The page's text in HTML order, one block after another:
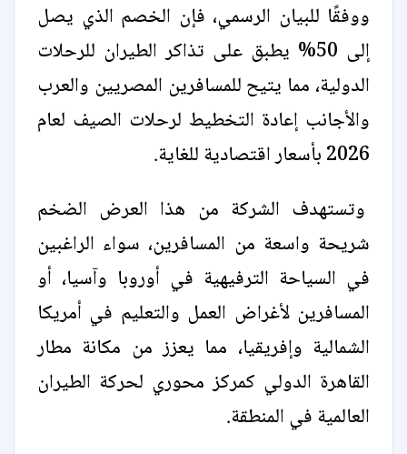
ووفقًا للبيان الرسمي، فإن الخصم الذي يصل
إلى 50% يطبق على تذاكر الطيران للرحلات
الدولية، مما يتيح للمسافرين المصريين والعرب
والأجانب إعادة التخطيط لرحلات الصيف لعام
2026 بأسعار اقتصادية للغاية.
وتستهدف الشركة من هذا العرض الضخم
شريحة واسعة من المسافرين، سواء الراغبين
في السياحة الترفيهية في أوروبا وآسيا، أو
المسافرين لأغراض العمل والتعليم في أمريكا
الشمالية وإفريقيا، مما يعزز من مكانة مطار
القاهرة الدولي كمركز محوري لحركة الطيران
العالمية في المنطقة.